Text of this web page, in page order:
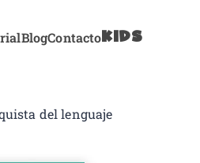
BlogContactoKIDS
del lenguaje